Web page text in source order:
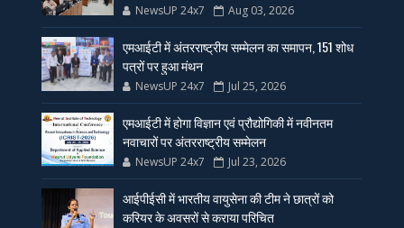
NewsUP 24x7 Aug 03, 2026
एमआईटी में अंतरराष्ट्रीय सम्मेलन का समापन, 151 शोध
पत्रों पर हुआ मंथन
NewsUP 24x7 Jul 25, 2026
एमआईटी में होगा विज्ञान एवं प्रौद्योगिकी में नवीनतम
नवाचारों पर अंतरराष्ट्रीय सम्मेलन
NewsUP 24x7 Jul 23, 2026
आईपीईसी में भारतीय वायुसेना की टीम ने छात्रों को
करियर के अवसरों से कराया परिचित